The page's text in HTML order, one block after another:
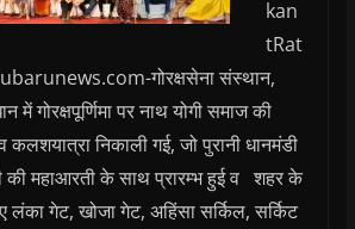
kan
tRat
गोरक्षसेना संस्थान,
में गोरक्षपूर्णिमा पर नाथ योगी समाज की
कलशयात्रा निकाली गई, जो पुरानी धानमंडी
की महाआरती के साथ प्रारम्भ हुई व शहर के
लंका गेट, खोजा गेट, अहिंसा सर्किल, सर्किट